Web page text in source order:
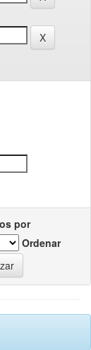
por
Ordenar